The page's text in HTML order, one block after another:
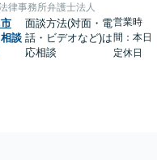
律事務所弁護士法人
談
面談方法(対面・電
話・ビデオなど)は
応相談
営業時
間：本日
定休日